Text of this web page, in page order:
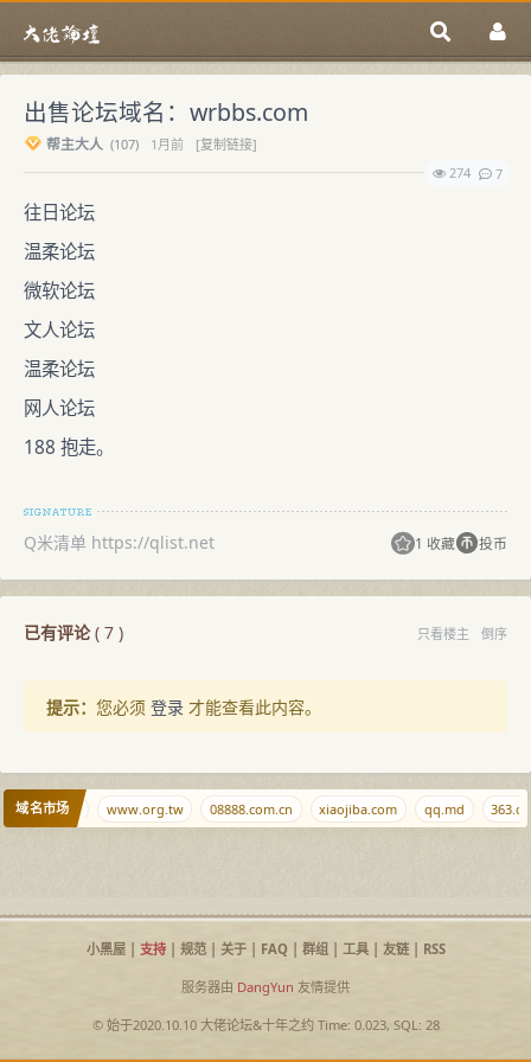
出售论坛域名：wrbbs.com
帮主大人 (107) 1月前
[复制链接]
274
7
往日论坛
温柔论坛
微软论坛
文人论坛
温柔论坛
网人论坛
188 抱走。
Q米清单 https://qlist.net 1 收藏 投币
已有评论( 7 ) 只看楼主 倒序
提示： 您必须 登录 才能查看此内容。
域名市场
localhost.ws www.org.tw 08888.com.cn xiaojiba.com qq.md
小黑屋| 支持| 规范| 关于| FAQ| 群组| 工具| 友链| RSS
服务器由 DangYun 友情提供
© 始于2020.10.10 大佬论坛&十年之约Time: 0.023, SQL: 28